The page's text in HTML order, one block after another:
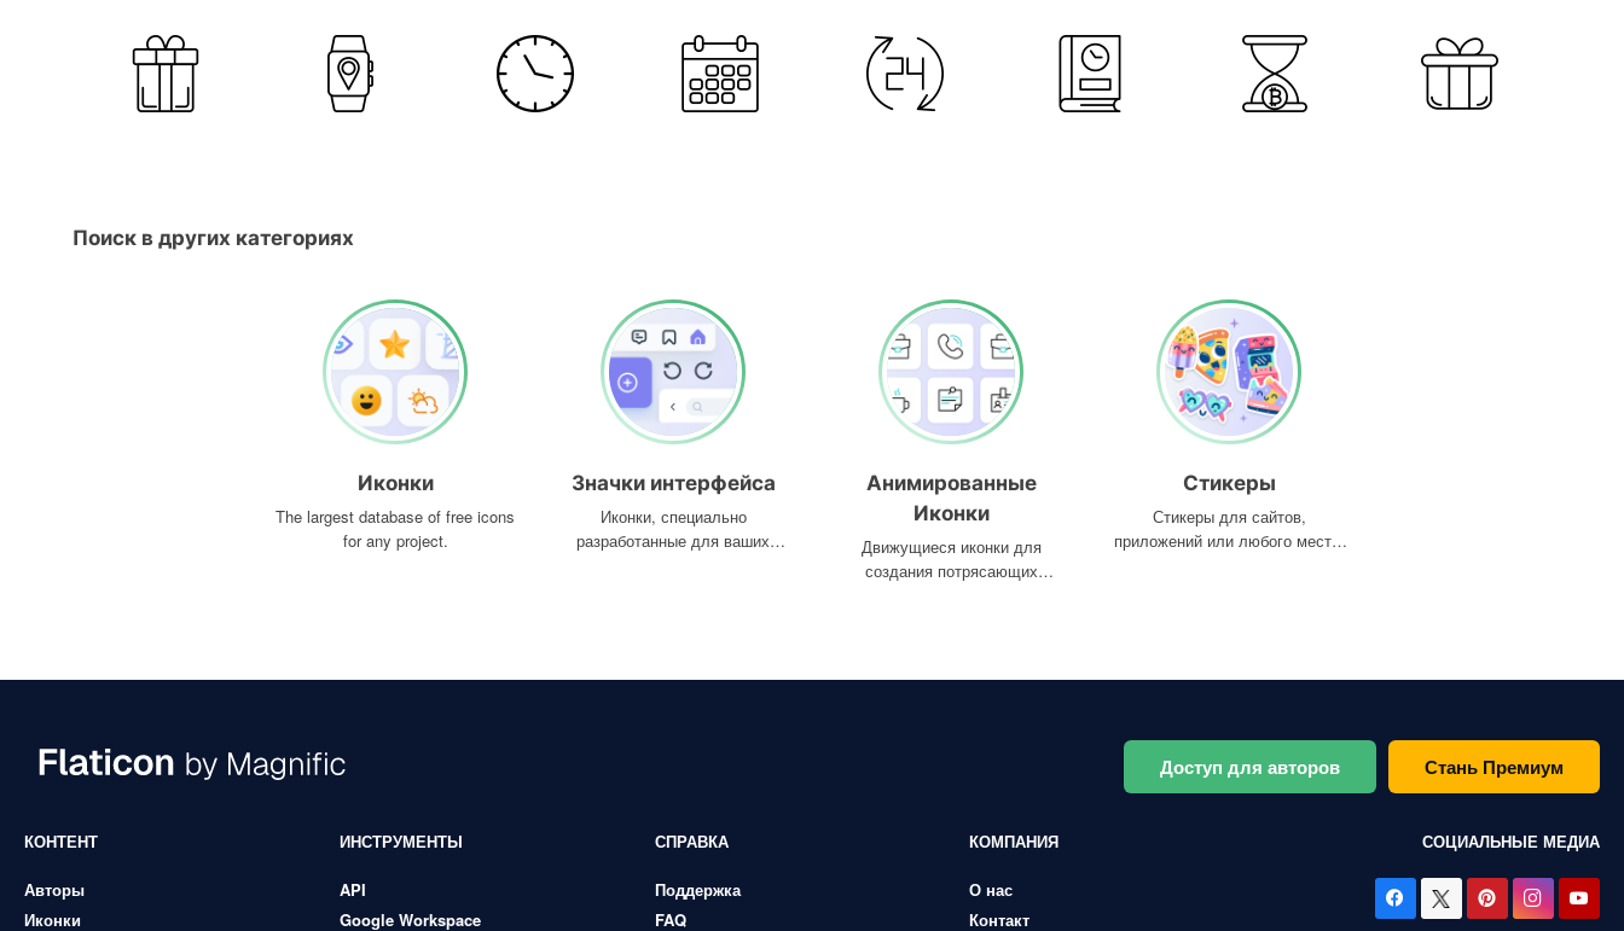
Поиск в других категориях
Иконки
The largest database of free icons
for any project.
Значки интерфейса
Иконки, специально
разработанные для ваших
Анимированные
Иконки
Движущиеся иконки для
создания потрясающих
Стикеры
Стикеры для сайтов,
приложений или любого места,
Доступ для авторов Стань Премиум
КОНТЕНТ
Авторы
Иконки
ИНСТРУМЕНТЫ
API
Google Workspace
СПРАВКА
Поддержка
FAQ
КОМПАНИЯ
О нас
Контакт
СОЦИАЛЬНЫЕ МЕДИА